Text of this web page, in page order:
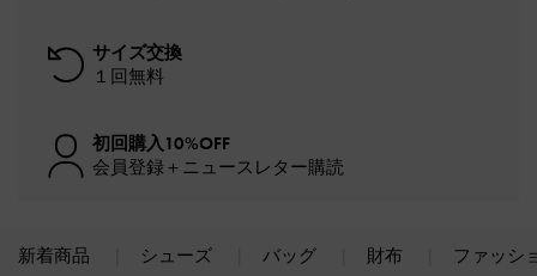
サイズ交換
１回無料
初回購入10%OFF
会員登録＋ニュースレター購読
新着商品 シューズ バッグ 財布 ファッシ